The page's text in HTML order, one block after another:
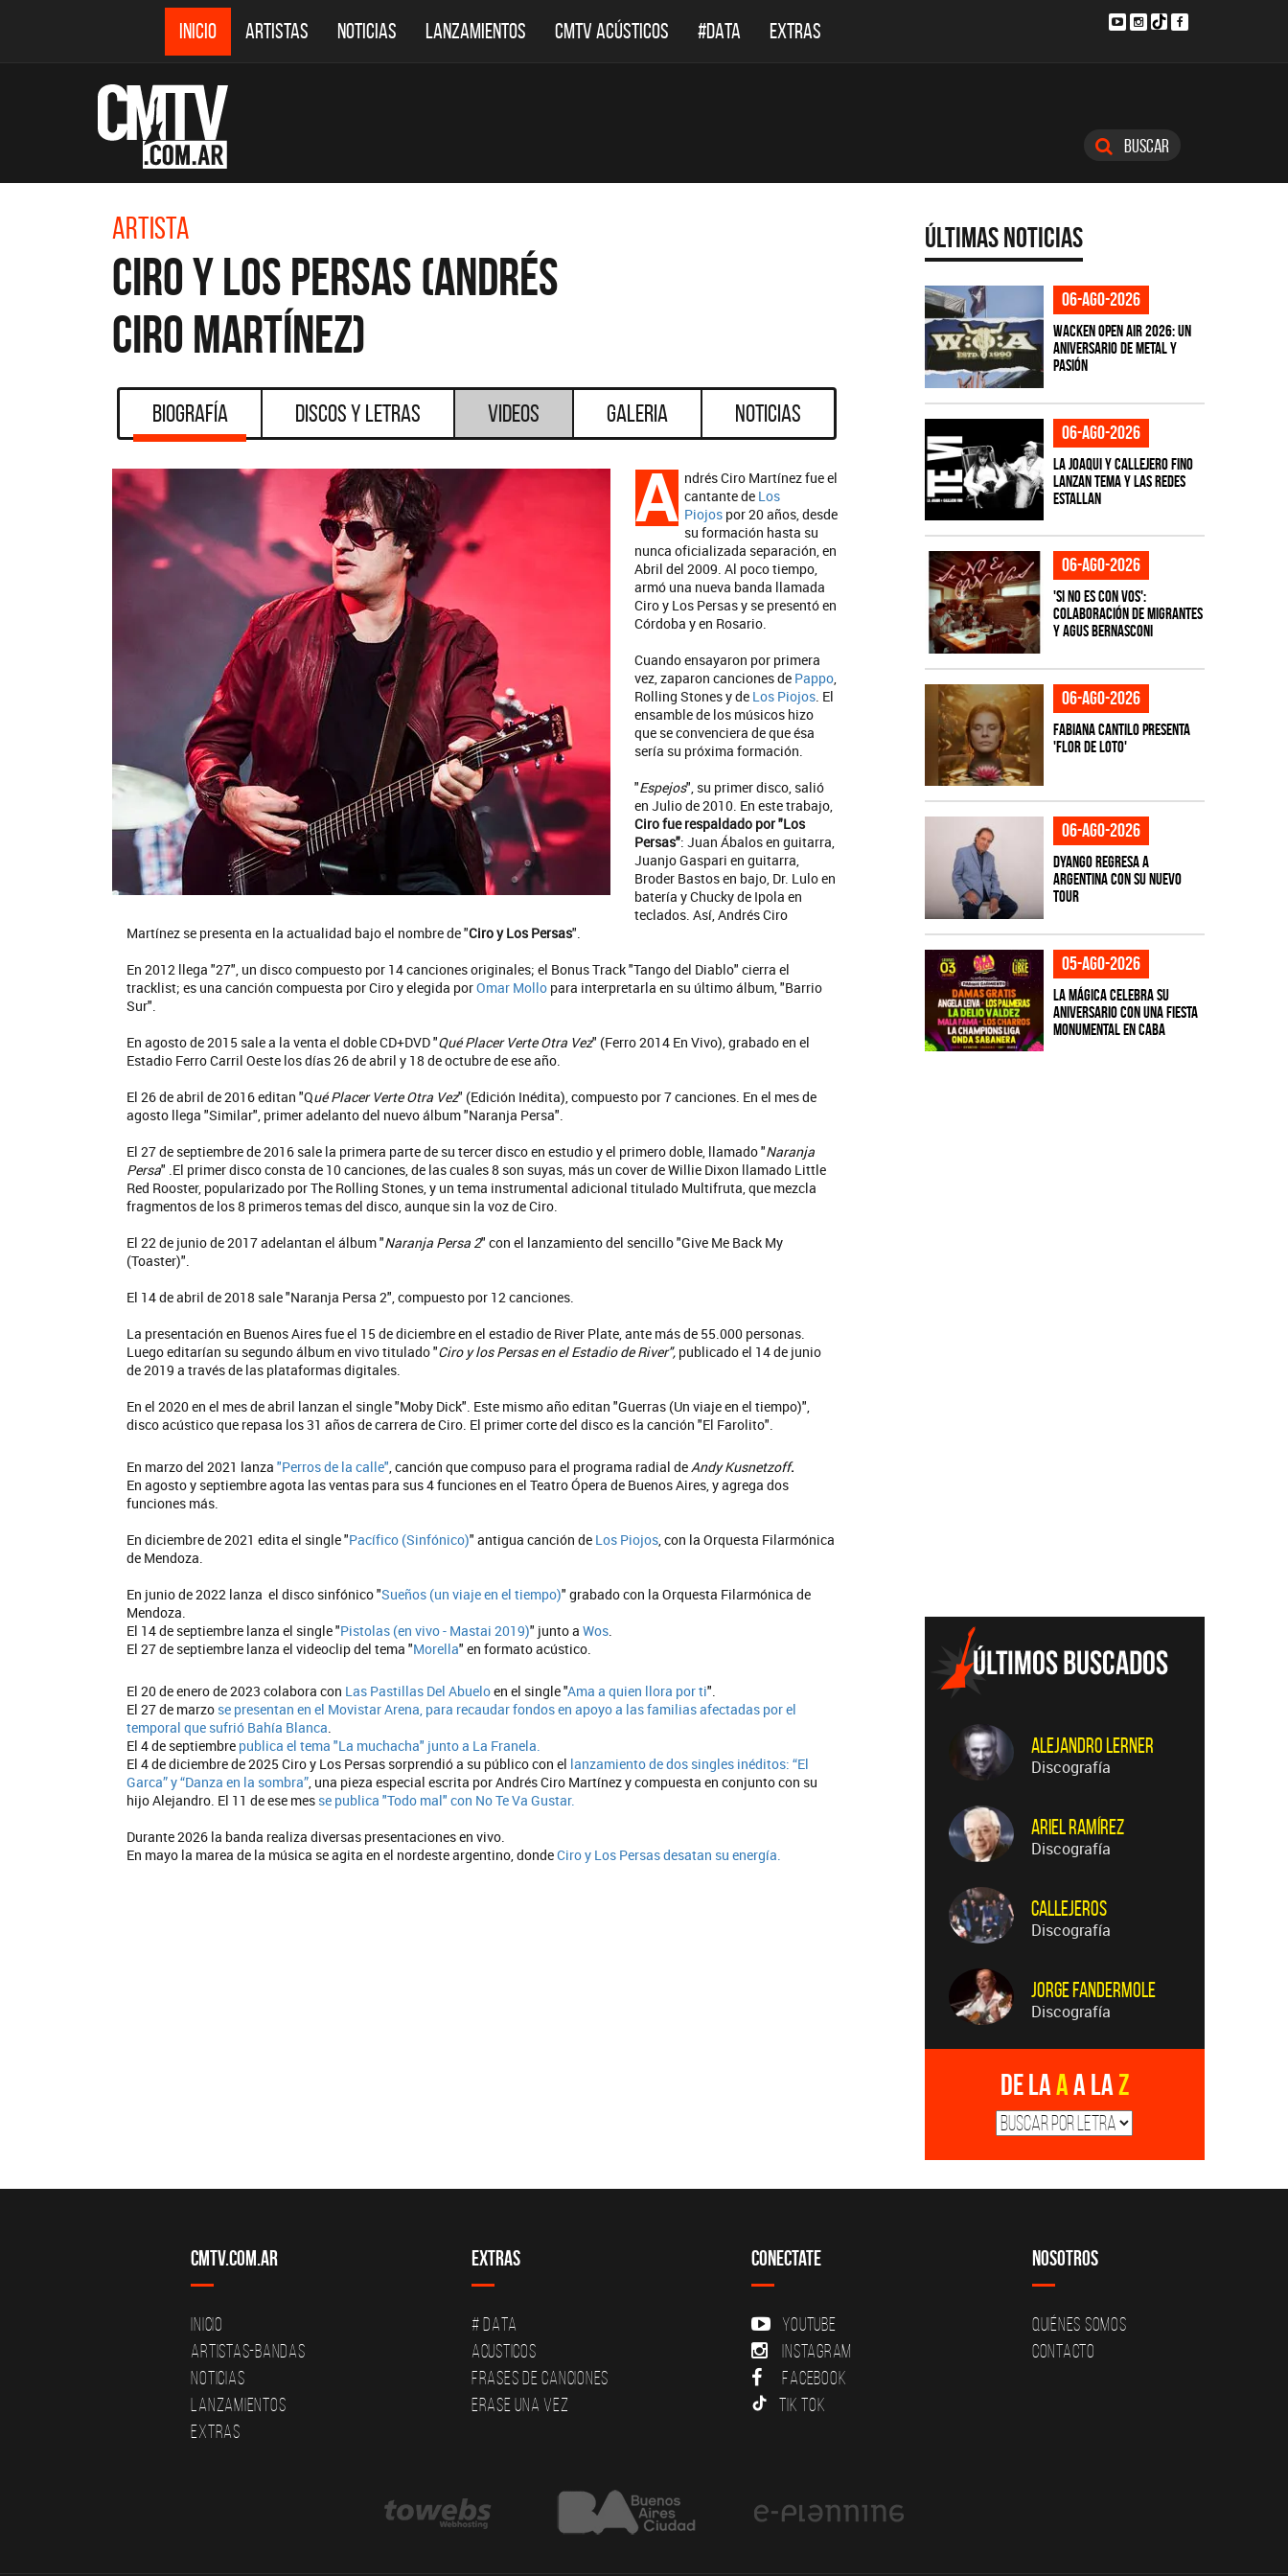
INICIO ARTISTAS NOTICIAS LANZAMIENTOS CMTV ACÚSTICOS #DATA EXTRAS
Buscar
Artista
Ciro y Los Persas (Andrés
Ciro Martínez)
Biografía Discos y Letras Videos Galeria Noticias
A ndrés Ciro Martínez fue el
cantante de Los
Piojos por 20 años, desde
su formación hasta su
nunca oficializada separación, en
Abril del 2009. Al poco tiempo,
armó una nueva banda llamada
Ciro y Los Persas y se presentó en
Córdoba y en Rosario.
Cuando ensayaron por primera
vez, zaparon canciones de Pappo,
Rolling Stones y de Los Piojos. El
ensamble de los músicos hizo
que se convenciera de que ésa
sería su próxima formación.
"Espejos", su primer disco, salió
en Julio de 2010. En este trabajo,
Ciro fue respaldado por "Los
Persas": Juan Ábalos en guitarra,
Juanjo Gaspari en guitarra,
Broder Bastos en bajo, Dr. Lulo en
batería y Chucky de Ipola en
teclados. Así, Andrés Ciro
Martínez se presenta en la actualidad bajo el nombre de "Ciro y Los Persas".
En 2012 llega "27", un disco compuesto por 14 canciones originales; el Bonus Track "Tango del Diablo" cierra el
tracklist; es una canción compuesta por Ciro y elegida porOmar Mollo para interpretarla en su último álbum, "Barrio
Sur".
En agosto de 2015 sale a la venta el doble CD+DVD "Qué Placer Verte Otra Vez" (Ferro 2014 En Vivo), grabado en el
Estadio Ferro Carril Oeste los días 26 de abril y 18 de octubre de ese año.
El 26 de abril de 2016 editan "Qué Placer Verte Otra Vez" (Edición Inédita), compuesto por 7 canciones. En el mes de
agosto llega "Similar", primer adelanto del nuevo álbum "Naranja Persa".
El 27 de septiembre de 2016 sale la primera parte de su tercer disco en estudio y el primero doble, llamado "Naranja
Persa" .El primer disco consta de 10 canciones, de las cuales 8 son suyas, más un cover de Willie Dixon llamado Little
Red Rooster, popularizado por The Rolling Stones, y un tema instrumental adicional titulado Multifruta, que mezcla
fragmentos de los 8 primeros temas del disco, aunque sin la voz de Ciro.
El 22 de junio de 2017 adelantan el álbum "Naranja Persa 2" con el lanzamiento del sencillo "Give Me Back My
(Toaster)".
El 14 de abril de 2018 sale "Naranja Persa 2", compuesto por 12 canciones.
La presentación en Buenos Aires fue el 15 de diciembre en el estadio de River Plate, ante más de 55.000 personas.
Luego editarían su segundo álbum en vivo titulado "Ciro y los Persas en el Estadio de River", publicado el 14 de junio
de 2019 a través de las plataformas digitales.
En el 2020 en el mes de abril lanzan el single "Moby Dick". Este mismo año editan "Guerras (Un viaje en el tiempo)",
disco acústico que repasa los 31 años de carrera de Ciro. El primer corte del disco es la canción "El Farolito".
En marzo del 2021 lanza "Perros de la calle", canción que compuso para el programa radial deAndy Kusnetzoff.
En agosto y septiembre agota las ventas para sus 4 funciones en el Teatro Ópera de Buenos Aires, y agrega dos
funciones más.
En diciembre de 2021 edita el single "Pacífico (Sinfónico)" antigua canción de Los Piojos, con la Orquesta Filarmónica
de Mendoza.
En junio de 2022 lanza el disco sinfónico "Sueños (un viaje en el tiempo)" grabado con la Orquesta Filarmónica de
Mendoza.
El 14 de septiembre lanza el single "Pistolas (en vivo - Mastai 2019)" junto a Wos.
El 27 de septiembre lanza el videoclip del tema "Morella" en formato acústico.
El 20 de enero de 2023 colabora con Las Pastillas Del Abueloen el single "Ama a quien llora por ti".
El 27 de marzo se presentan en el Movistar Arena, para recaudar fondos en apoyo a las familias afectadas por el
temporal que sufrió Bahía Blanca.
El 4 de septiembre publica el tema "La muchacha" junto a La Franela.
El 4 de diciembre de 2025 Ciro y Los Persas sorprendió a su público con el lanzamiento de dos singles inéditos: “El
Garca” y “Danza en la sombra”, una pieza especial escrita por Andrés Ciro Martínez y compuesta en conjunto con su
hijo Alejandro. El 11 de ese mes se publica "Todo mal" con No Te Va Gustar.
Durante 2026 la banda realiza diversas presentaciones en vivo.
En mayo la marea de la música se agita en el nordeste argentino, dondeCiro y Los Persas desatan su energía.
Últimas Noticias
06-ago-2026
Wacken Open Air 2026: Un
aniversario de metal y
pasión
06-ago-2026
La Joaqui y Callejero Fino
lanzan tema y las redes
estallan
06-ago-2026
'Si No Es Con Vos':
colaboración de Migrantes
y Agus Bernasconi
06-ago-2026
Fabiana Cantilo presenta
'Flor de Loto'
06-ago-2026
Dyango regresa a
Argentina con su nuevo
tour
05-ago-2026
La Mágica celebra su
aniversario con una fiesta
monumental en CABA
Alejandro Lerner
Discografía
Ariel Ramírez
Discografía
Callejeros
Discografía
Jorge Fandermole
Discografía
De laAa laZ
CMTV.com.ar
Inicio
Artistas-Bandas
Noticias
Lanzamientos
Extras
Extras
# DATA
Acusticos
Frases de canciones
Erase una vez
Conectate
YouTube
Instagram
Facebook
Tik Tok
Nosotros
Quiénes Somos
Contacto